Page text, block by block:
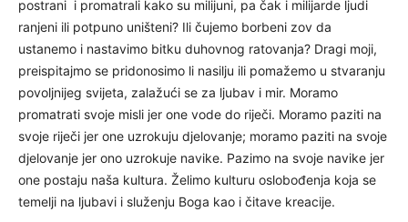
postrani i promatrali kako su milijuni, pa čak i milijarde ljudi
ranjeni ili potpuno uništeni? Ili čujemo borbeni zov da
ustanemo i nastavimo bitku duhovnog ratovanja? Dragi moji,
preispitajmo se pridonosimo li nasilju ili pomažemo u stvaranju
povoljnijeg svijeta, zalažući se za ljubav i mir. Moramo
promatrati svoje misli jer one vode do riječi. Moramo paziti na
svoje riječi jer one uzrokuju djelovanje; moramo paziti na svoje
djelovanje jer ono uzrokuje navike. Pazimo na svoje navike jer
one postaju naša kultura. Želimo kulturu oslobođenja koja se
temelji na ljubavi i služenju Boga kao i čitave kreacije.